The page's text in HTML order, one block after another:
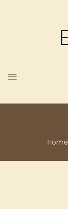
Home